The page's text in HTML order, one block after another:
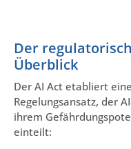
Der
Überblick
Der AI Act etabliert
Regelungsansatz, der
ihrem
einteilt: